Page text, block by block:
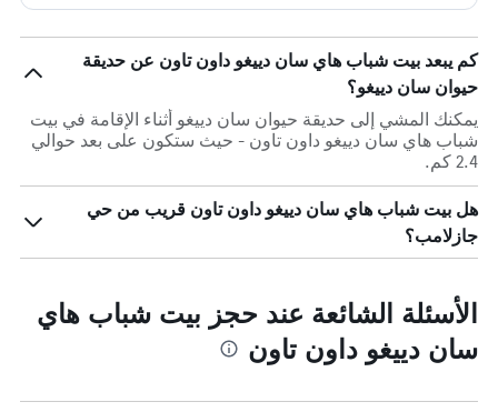
كم يبعد بيت شباب هاي سان دييغو داون تاون عن حديقة
حيوان سان دييغو؟
يمكنك المشي إلى حديقة حيوان سان دييغو أثناء الإقامة في بيت
شباب هاي سان دييغو داون تاون - حيث ستكون على بعد حوالي
2.4 كم.
هل بيت شباب هاي سان دييغو داون تاون قريب من حي
جازلامب؟
الأسئلة الشائعة عند حجز بيت شباب هاي
سان دييغو داون تاون